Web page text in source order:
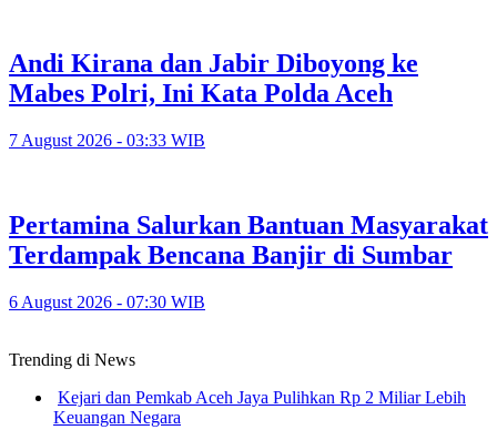
Andi Kirana dan Jabir Diboyong ke
Mabes Polri, Ini Kata Polda Aceh
7 August 2026 - 03:33 WIB
Pertamina Salurkan Bantuan Masyarakat
Terdampak Bencana Banjir di Sumbar
6 August 2026 - 07:30 WIB
Trending di News
Kejari dan Pemkab Aceh Jaya Pulihkan Rp 2 Miliar Lebih
Keuangan Negara